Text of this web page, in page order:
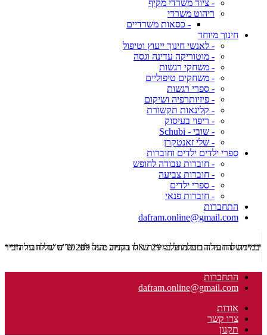
- ציוד משרדי מקיף
ריהוט משרדי
- כסאות משרדיים
חינוך מיוחד
- לאנשי חינוך ייעוץ וטיפול
- מוטוריקה עדינה וגסה
- משחקי רגשות
- משחקים טיפוליים
- ספרי רגשות
- פיזיותרפיה ושיקום
- קלינאות תקשורת
- ריפוי בעיסוק
- שובי - Schubi
- שלי זאנטקרן
ספרי ילדים ילדים וחוברות
- חוברות עבודה לחופש
- חוברות צביעה
- ספרי ילדים
- חוברות פנאי
התחברות
dafram.online@gmail.com
***משלוח עד הבית מוזל ב- 29 ש"ח בקניה מעל 289 ש"ח שליח עד הבית ***
התחברות
dafram.online@gmail.com
אודות
צרו קשר
תקנון